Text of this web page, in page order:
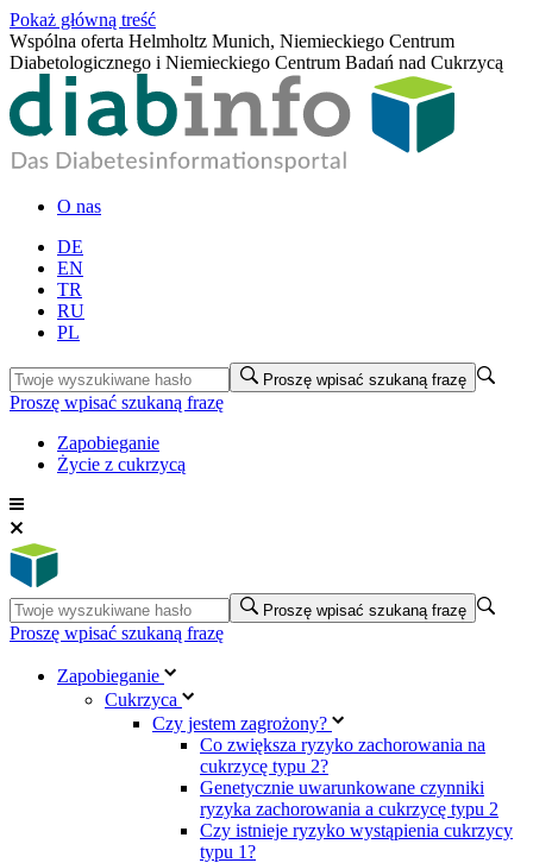
Pokaż główną treść
Wspólna oferta Helmholtz Munich, Niemieckiego Centrum
Diabetologicznego i Niemieckiego Centrum Badań nad Cukrzycą
O nas
DE
EN
TR
RU
PL
Proszę wpisać szukaną frazę
Proszę wpisać szukaną frazę
Zapobieganie
Życie z cukrzycą
Proszę wpisać szukaną frazę
Proszę wpisać szukaną frazę
Zapobieganie
Cukrzyca
Czy jestem zagrożony?
Co zwiększa ryzyko zachorowania na
cukrzycę typu 2?
Genetycznie uwarunkowane czynniki
ryzyka zachorowania a cukrzycę typu 2
Czy istnieje ryzyko wystąpienia cukrzycy
typu 1?